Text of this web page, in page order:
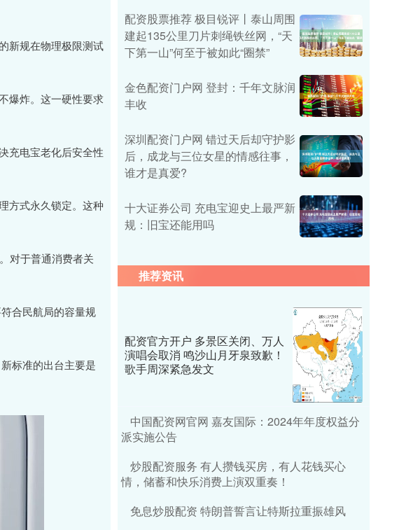
新规在物理极限测试
爆炸。这一硬性要求
充电宝老化后安全性
方式永久锁定。这种
对于普通消费者关
合民航局的容量规
标准的出台主要是
配资股票推荐 极目锐评丨泰山周围
建起135公里刀片刺绳铁丝网，“天
下第一山”何至于被如此“圈禁”
金色配资门户网 登封：千年文脉润
丰收
深圳配资门户网 错过天后却守护影
后，成龙与三位女星的情感往事，
谁才是真爱?
十大证券公司 充电宝迎史上最严新
规：旧宝还能用吗
推荐资讯
配资官方开户 多景区关闭、万人
演唱会取消 鸣沙山月牙泉致歉！
歌手周深紧急发文
中国配资网官网 嘉友国际：2024年年度权益分
派实施公告
炒股配资服务 有人攒钱买房，有人花钱买心
情，储蓄和快乐消费上演双重奏！
免息炒股配资 特朗普誓言让特斯拉重振雄风